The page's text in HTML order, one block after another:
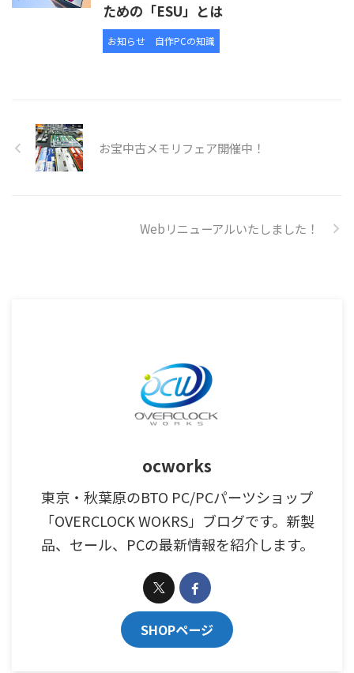
ための「ESU」とは
お知らせ 自作PCの知識
お宝中古メモリフェア開催中！
Webリニューアルいたしました！
ocworks
東京・秋葉原のBTO PC/PCパーツショップ
「OVERCLOCK WOKRS」ブログです。新製
品、セール、PCの最新情報を紹介します。
SHOPページ